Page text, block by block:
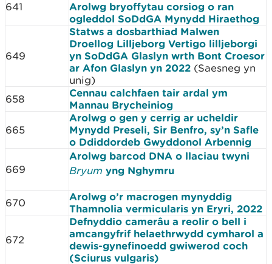
641
Arolwg bryoffytau corsiog o ran
ogleddol SoDdGA Mynydd Hiraethog
649
Statws a dosbarthiad Malwen
Droellog Lilljeborg Vertigo lilljeborgi
yn SoDdGA Glaslyn wrth Bont Croesor
ar Afon Glaslyn yn 2022 (Saesneg yn
unig)
658
Cennau calchfaen tair ardal ym
Mannau Brycheiniog
665
Arolwg o gen y cerrig ar ucheldir
Mynydd Preseli, Sir Benfro, sy’n Safle
o Ddiddordeb Gwyddonol Arbennig
669
Arolwg barcod DNA o llaciau twyni
Bryum yng Nghymru
670
Arolwg o’r macrogen mynyddig
Thamnolia vermicularis yn Eryri, 2022
672
Defnyddio camerâu a reolir o bell i
amcangyfrif helaethrwydd cymharol a
dewis-gynefinoedd gwiwerod coch
(Sciurus vulgaris)